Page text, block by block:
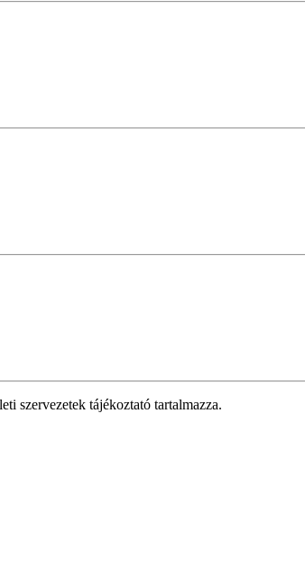
szervezetek tájékoztató tartalmazza.